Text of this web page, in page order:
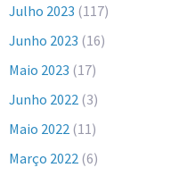
Julho 2023 (117)
Junho 2023 (16)
Maio 2023 (17)
Junho 2022 (3)
Maio 2022 (11)
Março 2022 (6)